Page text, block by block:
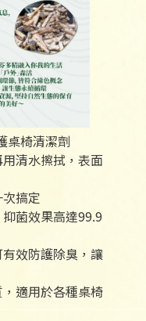
桌椅清潔劑
清水擦拭，表面
搞定
菌效果高達99.9
效防護除臭，讓
適用於各種桌椅